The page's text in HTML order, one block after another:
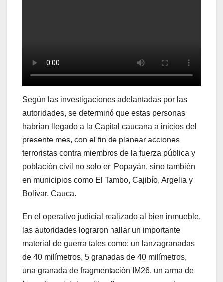
Según las investigaciones adelantadas por las
autoridades, se determinó que estas personas
habrían llegado a la Capital caucana a inicios del
presente mes, con el fin de planear acciones
terroristas contra miembros de la fuerza pública y
población civil no solo en Popayán, sino también
en municipios como El Tambo, Cajibío, Argelia y
Bolívar, Cauca.
En el operativo judicial realizado al bien inmueble,
las autoridades lograron hallar un importante
material de guerra tales como: un lanzagranadas
de 40 milímetros, 5 granadas de 40 milímetros,
una granada de fragmentación IM26, un arma de